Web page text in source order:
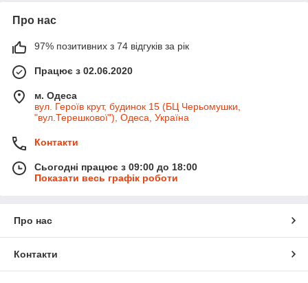
Про нас
97% позитивних з 74 відгуків за рік
Працює з 02.06.2020
м. Одеса
вул. Героїв крут, будинок 15 (БЦ Черьомушки,
"вул.Терешкової"), Одеса, Україна
Контакти
Сьогодні працює з 09:00 до 18:00
Показати весь графік роботи
Про нас
Контакти